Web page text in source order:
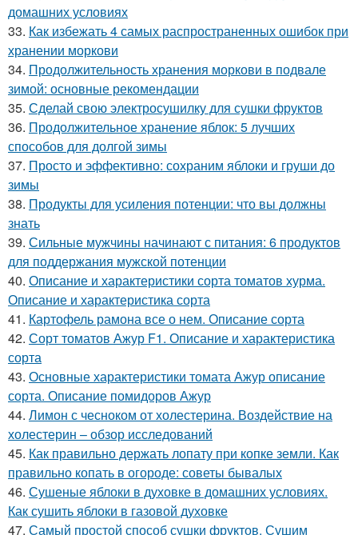
домашних условиях
33. Как избежать 4 самых распространенных ошибок при
хранении моркови
34. Продолжительность хранения моркови в подвале
зимой: основные рекомендации
35. Сделай свою электросушилку для сушки фруктов
36. Продолжительное хранение яблок: 5 лучших
способов для долгой зимы
37. Просто и эффективно: сохраним яблоки и груши до
зимы
38. Продукты для усиления потенции: что вы должны
знать
39. Сильные мужчины начинают с питания: 6 продуктов
для поддержания мужской потенции
40. Описание и характеристики сорта томатов хурма.
Описание и характеристика сорта
41. Картофель рамона все о нем. Описание сорта
42. Сорт томатов Ажур F1. Описание и характеристика
сорта
43. Основные характеристики томата Ажур описание
сорта. Описание помидоров Ажур
44. Лимон с чесноком от холестерина. Воздействие на
холестерин – обзор исследований
45. Как правильно держать лопату при копке земли. Как
правильно копать в огороде: советы бывалых
46. Сушеные яблоки в духовке в домашних условиях.
Как сушить яблоки в газовой духовке
47. Самый простой способ сушки фруктов. Сушим